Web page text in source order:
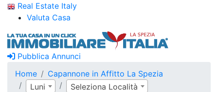
Real Estate Italy
Valuta Casa
Pubblica Annunci
Home
Capannone in Affitto La Spezia
Luni
Seleziona Località